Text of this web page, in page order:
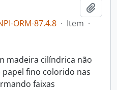
ORM-87.4.8 · Item ·
madeira cilíndrica não
fino colorido nas
faixas